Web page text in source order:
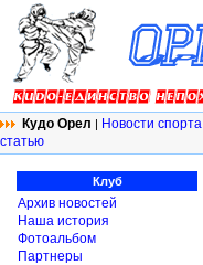
Кудо Орел | Новости спорта
статью
Клуб
Архив новостей
Наша история
Фотоальбом
Партнеры